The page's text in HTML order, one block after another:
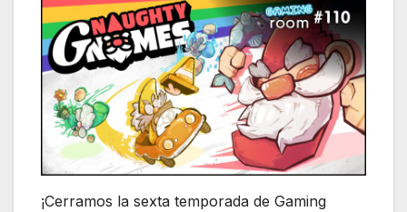
¡Cerramos la sexta temporada de Gaming